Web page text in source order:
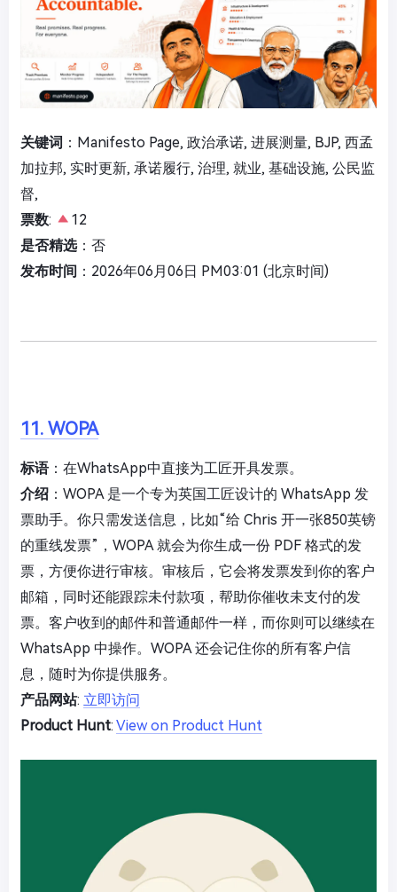
关键词 ：Manifesto Page, 政治承诺, 进展测量, BJP, 西孟
加拉邦, 实时更新, 承诺履行, 治理, 就业, 基础设施, 公民监
督,
票数:
12
是否精选：否
发布时间 ：2026年06月06日 PM03:01 (北京时间)
11. WOPA
标语：在WhatsApp中直接为工匠开具发票。
介绍 ：WOPA 是一个专为英国工匠设计的 WhatsApp 发
票助手。你只需发送信息，比如“给 Chris 开一张850英镑
的重线发票”，WOPA 就会为你生成一份 PDF 格式的发
票，方便你进行审核。审核后，它会将发票发到你的客户
邮箱，同时还能跟踪未付款项，帮助你催收未支付的发
票。客户收到的邮件和普通邮件一样，而你则可以继续在
WhatsApp 中操作。WOPA 还会记住你的所有客户信
息，随时为你提供服务。
产品网站: 立即访问
Product Hunt: View on Product Hunt